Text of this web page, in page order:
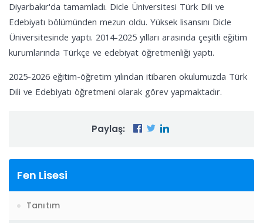
Fen Lisesi
Tanıtım
Diyarbakır'da tamamladı. Dicle Üniversitesi Türk Dili ve
Edebiyatı bölümünden mezun oldu. Yüksek lisansını Dicle
Üniversitesinde yaptı. 2014-2025 yılları arasında çeşitli eğitim
kurumlarında Türkçe ve edebiyat öğretmenliği yaptı.
2025-2026 eğitim-öğretim yılından itibaren okulumuzda Türk
Dili ve Edebiyatı öğretmeni olarak görev yapmaktadır.
Paylaş: